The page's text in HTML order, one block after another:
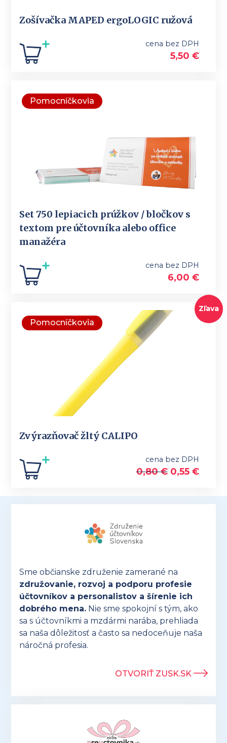
Zošívačka MAPED ergoLOGIC ružová
cena bez DPH
5,50 €
Pomocníčkovia
Set 750 lepiacich prúžkov / bločkov s
textom pre účtovníka alebo office
manažéra
cena bez DPH
6,00 €
Pomocníčkovia
Zľava
Zvýrazňovač žltý CALIPO
cena bez DPH
0,80€ Original
0,55 €
Sme občianske združenie zamerané na
združovanie, rozvoj a podporu profesie
účtovníkov a personalistov a šírenie ich
dobrého mena. Nie sme spokojní s tým, ako
sa s účtovníkmi a mzdármi narába, prehliada
sa naša dôležitosť a často sa nedoceňuje naša
náročná profesia.
OTVORIŤ ZUSK.SK